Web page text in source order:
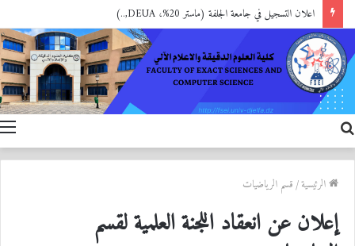
اعلان التسجيل في جامعة الجلفة (ماستر 20%، DEUA,..)
عن
الرئيسية/قسم الرياضيات
إعلان عن انعقاد اللجنة العلمية لقسم